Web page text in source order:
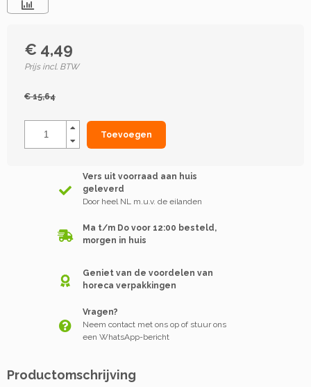
€ 4,49
Prijs incl. BTW
€ 15,64
Toevoegen
Vers uit voorraad aan huis
geleverd
Door heel NL m.u.v. de eilanden
Ma t/m Do voor 12:00 besteld,
morgen in huis
Geniet van de voordelen van
horeca verpakkingen
Vragen?
Neem contact met ons op of stuur ons
een WhatsApp-bericht
Productomschrijving